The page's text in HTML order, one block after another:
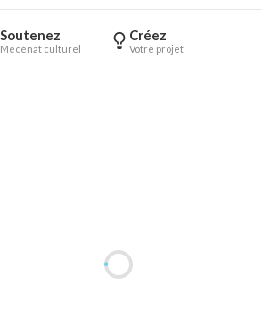
Soutenez
Mécénat culturel
Créez
Votre projet